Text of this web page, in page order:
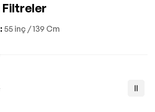
Filtreler
55 inç / 139 Cm